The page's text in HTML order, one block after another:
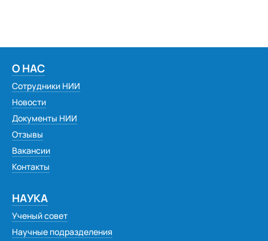
О НАС
Сотрудники НИИ
Новости
Документы НИИ
Отзывы
Вакансии
Контакты
НАУКА
Ученый совет
Научные подразделения